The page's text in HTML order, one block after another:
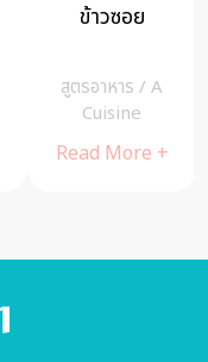
แตร์รีนเป็ดรม
ส้มสายน้ำผึ้ง
อาหารกึ่งคาว
หวาน
สูตรอาหาร /
admin
Read More +